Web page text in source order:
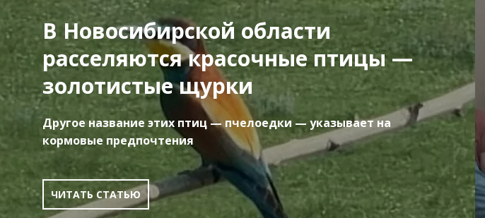
В Новосибирской области
расселяются красочные птицы —
золотистые щурки
Другое название этих птиц — пчелоедки — указывает на
кормовые предпочтения
ЧИТАТЬ СТАТЬЮ